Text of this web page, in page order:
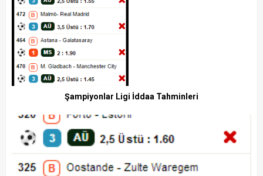
Şampiyonlar Ligi İddaa Tahminleri